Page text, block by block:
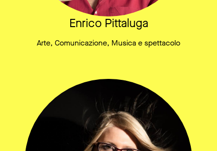
Enrico Pittaluga
Arte, Comunicazione, Musica e spettacolo